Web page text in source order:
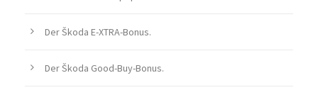
Der Škoda E-XTRA-Bonus.
Der Škoda Good-Buy-Bonus.